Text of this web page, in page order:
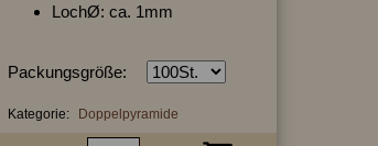
LochØ: ca. 1mm
Packungsgröße:
Kategorie: Doppelpyramide